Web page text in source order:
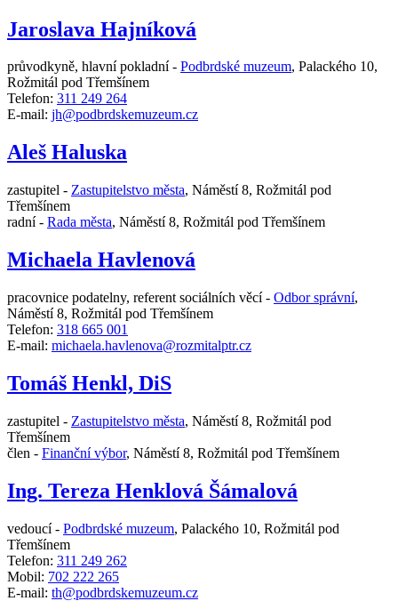
Jaroslava Hajníková
průvodkyně, hlavní pokladní - Podbrdské muzeum, Palackého 10,
Rožmitál pod Třemšínem
Telefon: 311 249 264
E-mail: jh@podbrdskemuzeum.cz
Aleš Haluska
zastupitel - Zastupitelstvo města, Náměstí 8, Rožmitál pod
Třemšínem
radní - Rada města, Náměstí 8, Rožmitál pod Třemšínem
Michaela Havlenová
pracovnice podatelny, referent sociálních věcí - Odbor správní,
Náměstí 8, Rožmitál pod Třemšínem
Telefon: 318 665 001
E-mail: michaela.havlenova@rozmitalptr.cz
Tomáš Henkl, DiS
zastupitel - Zastupitelstvo města, Náměstí 8, Rožmitál pod
Třemšínem
člen - Finanční výbor, Náměstí 8, Rožmitál pod Třemšínem
Ing. Tereza Henklová Šámalová
vedoucí - Podbrdské muzeum, Palackého 10, Rožmitál pod
Třemšínem
Telefon: 311 249 262
Mobil: 702 222 265
E-mail: th@podbrdskemuzeum.cz